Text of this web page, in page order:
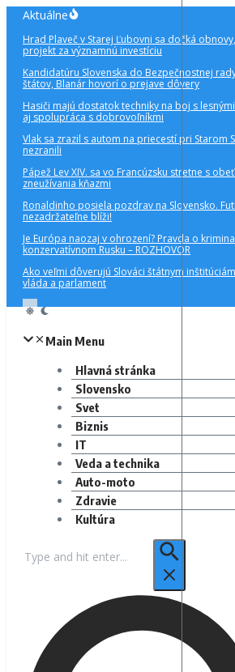
Preskočiť
obsah
Aktuálne
Hrad Plaveč v Starej Ľubovni sa dočká
projekt za významnú investíciu
Kandidatúru Slovenska do Bezpečnostnej
štátov, Blanár hovorí o prejave dôvery
Hasiči majú dostatok techniky na boj s
aj spolupráca s dobrovoľníkmi
Vlak sa zrazil s autom na priecestí pri Starom
nezranili
Pápež Lev XIV. sa vo Francúzsku stretne s
zneužívania kňazmi
Ronaldinho posiela pozdrav na Slovensko.
nezadržateľne blíži!
Je Európa naozaj v ohrození? Pravda o
konzervatívnom Rusku – ROZHOVOR
Ako veľmi dôverujú Slováci štátnym
vláda a parlament
Main Menu
Hlavná stránka
Slovensko
Svet
Biznis
IT
Veda a technika
Auto-moto
Zdravie
Kultúra